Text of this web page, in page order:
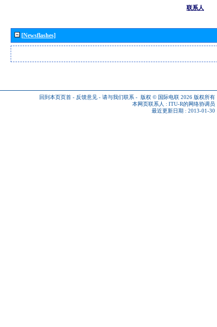
联系人
[Newsflashes]
回到本页页首 - 反馈意见 - 请与我们联系 - 版权 © 国际电联 2026 版权所有
本网页联系人 : ITU-R的网络协调员
最近更新日期 : 2013-01-30